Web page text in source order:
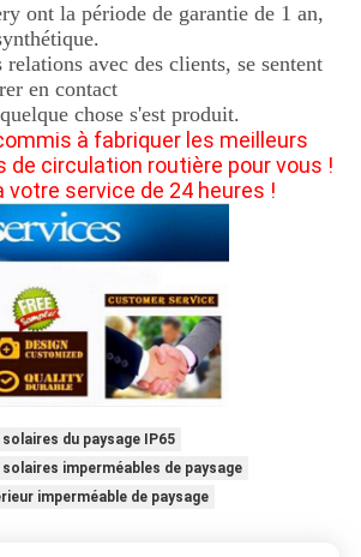
ont la période de garantie de 1 an,
avec des clients, se sentent
en contact
chose s'est produit.
à fabriquer les meilleurs
de circulation routière pour vous !
votre service de 24 heures !
du paysage IP65
imperméables de paysage
imperméable de paysage